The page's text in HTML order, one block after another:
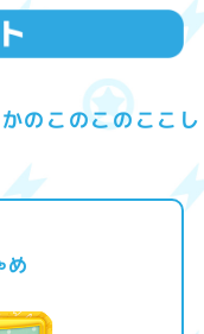
のこのこのここし
め